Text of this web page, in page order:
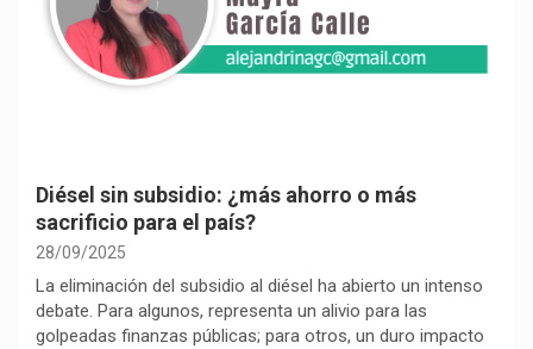
Diésel sin subsidio: ¿más ahorro o más
sacrificio para el país?
28/09/2025
La eliminación del subsidio al diésel ha abierto un intenso
debate. Para algunos, representa un alivio para las
golpeadas finanzas públicas; para otros, un duro impacto